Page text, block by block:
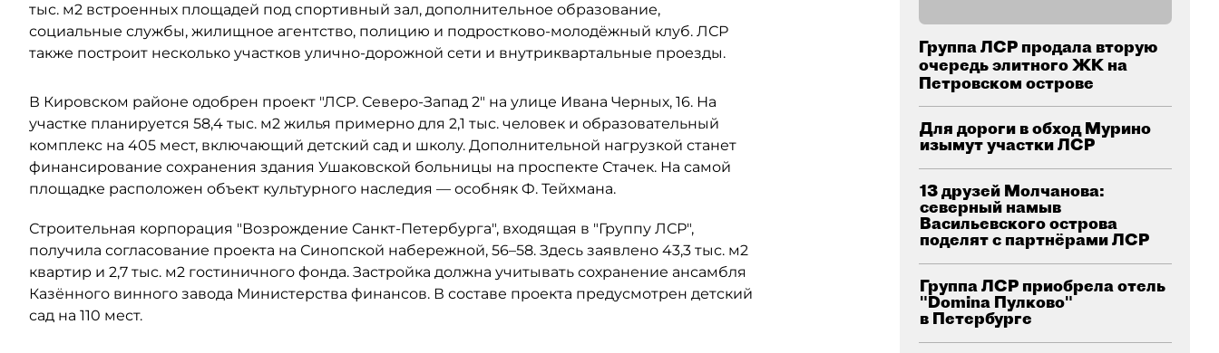
тыс. м2 встроенных площадей под спортивный зал, дополнительное образование,
социальные службы, жилищное агентство, полицию и подростково-молодёжный клуб. ЛСР
также построит несколько участков улично-дорожной сети и внутриквартальные проезды.
В Кировском районе одобрен проект "ЛСР. Северо-Запад 2" на улице Ивана Черных, 16. На
участке планируется 58,4 тыс. м2 жилья примерно для 2,1 тыс. человек и образовательный
комплекс на 405 мест, включающий детский сад и школу. Дополнительной нагрузкой станет
финансирование сохранения здания Ушаковской больницы на проспекте Стачек. На самой
площадке расположен объект культурного наследия — особняк Ф. Тейхмана.
Строительная корпорация "Возрождение Санкт-Петербурга", входящая в "Группу ЛСР",
получила согласование проекта на Синопской набережной, 56–58. Здесь заявлено 43,3 тыс. м2
квартир и 2,7 тыс. м2 гостиничного фонда. Застройка должна учитывать сохранение ансамбля
Казённого винного завода Министерства финансов. В составе проекта предусмотрен детский
сад на 110 мест.
Группа ЛСР продала вторую
очередь элитного ЖК на
Петровском острове
Для дороги в обход Мурино
изымут участки ЛСР
13 друзей Молчанова:
северный намыв
Васильевского острова
поделят с партнёрами ЛСР
Группа ЛСР приобрела отель
"Domina Пулково"
в Петербурге